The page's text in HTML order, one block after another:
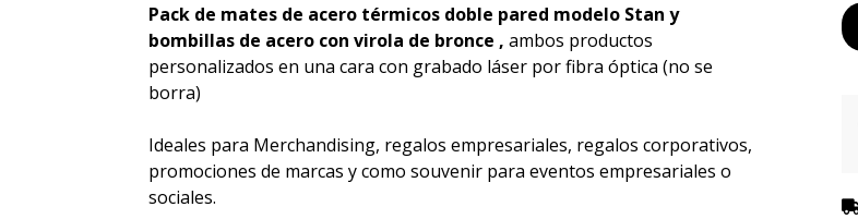
Pack de mates de acero térmicos doble pared modelo Stan y
bombillas de acero con virola de bronce , ambos productos
personalizados en una cara con grabado láser por fibra óptica (no se
borra)
Ideales para Merchandising, regalos empresariales, regalos corporativos,
promociones de marcas y como souvenir para eventos empresariales o
sociales.